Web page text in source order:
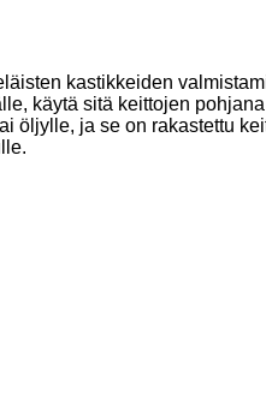
kastikkeiden
käytä sitä keittojen
ja se on rakastettu